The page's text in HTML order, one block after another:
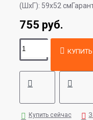
(ШхГ): 59x52
755 руб.
КУПИТЬ
Купить сейчас